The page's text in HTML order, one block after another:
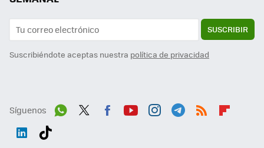
SUSCRIBIR
Suscribiéndote aceptas nuestra política de privacidad
Síguenos